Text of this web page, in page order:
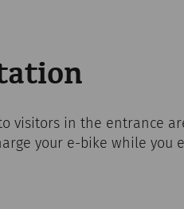
visitors in the entrance
your e-bike while you